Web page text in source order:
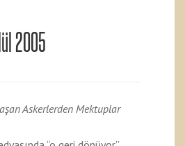
2005
Askerlerden Mektuplar